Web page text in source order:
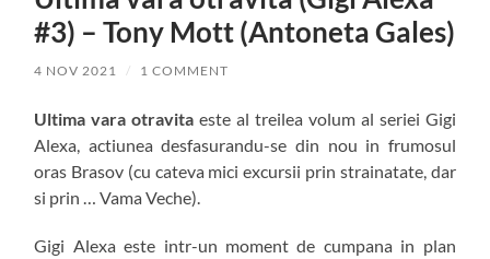
#3) – Tony Mott (Antoneta Gales)
4 NOV 2021 / 1 COMMENT
Ultima vara otravita este al treilea volum al seriei Gigi
Alexa, actiunea desfasurandu-se din nou in frumosul
oras Brasov (cu cateva mici excursii prin strainatate, dar
si prin … Vama Veche).
Gigi Alexa este intr-un moment de cumpana in plan